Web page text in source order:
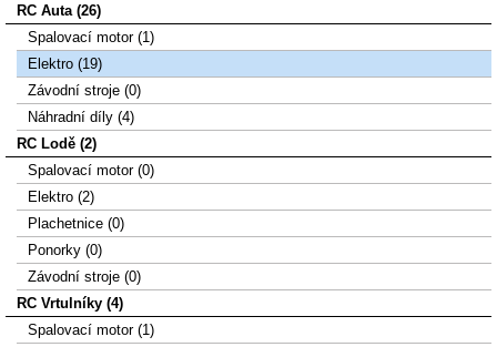
RC Auta (26)
Spalovací motor (1)
Elektro (19)
Závodní stroje (0)
Náhradní díly (4)
RC Lodě (2)
Spalovací motor (0)
Elektro (2)
Plachetnice (0)
Ponorky (0)
Závodní stroje (0)
RC Vrtulníky (4)
Spalovací motor (1)